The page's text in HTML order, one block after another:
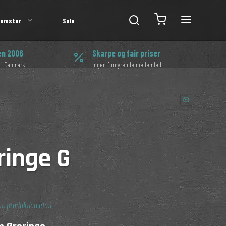
Sale
2006
Danmark
Skarpe og fair priser
Ingen fordyrende mellemled
G
produktion etc.)